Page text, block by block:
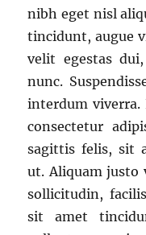
nibh eget nisl
tincidunt, augue
velit egestas
nunc.
interdum
consectetur
sagittis felis, sit
ut. Aliquam justo
sollicitudin,
sit amet